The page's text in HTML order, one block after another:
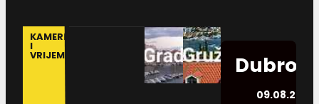
KAMERE
I
VRIJEME
09.08.2026.